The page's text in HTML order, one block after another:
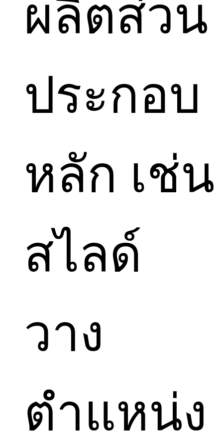
ผลิตส่วน
ประกอบ
หลัก เช่น
สไลด์
วาง
ตำแหน่ง